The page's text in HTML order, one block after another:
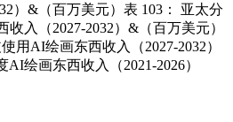
）&（百万美元）表 103： 亚太分
入（2027-2032）&（百万美元）
用AI绘画东西收入（2027-2032）
绘画东西收入（2021-2026）